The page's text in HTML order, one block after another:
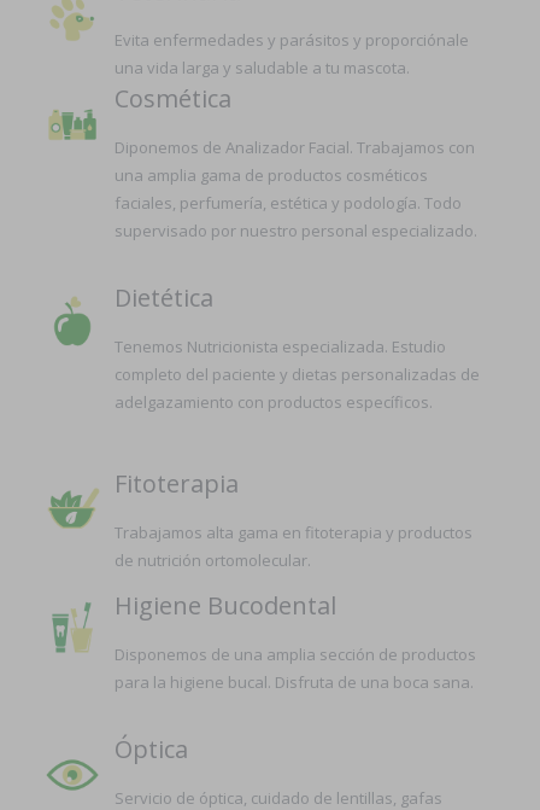
Evita enfermedades y parásitos y proporciónale
una vida larga y saludable a tu mascota.
Cosmética
Diponemos de Analizador Facial. Trabajamos con
una amplia gama de productos cosméticos
faciales, perfumería, estética y podología. Todo
supervisado por nuestro personal especializado.
Dietética
Tenemos Nutricionista especializada. Estudio
completo del paciente y dietas personalizadas de
adelgazamiento con productos específicos.
Fitoterapia
Trabajamos alta gama en fitoterapia y productos
de nutrición ortomolecular.
Higiene Bucodental
Disponemos de una amplia sección de productos
para la higiene bucal. Disfruta de una boca sana.
Óptica
Servicio de óptica, cuidado de lentillas, gafas